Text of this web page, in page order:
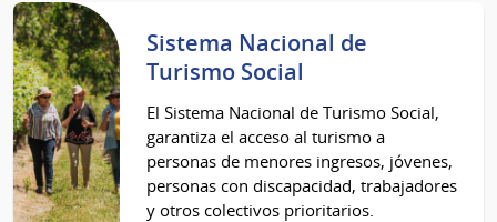
Sistema Nacional de
Turismo Social
El Sistema Nacional de Turismo Social,
garantiza el acceso al turismo a
personas de menores ingresos, jóvenes,
personas con discapacidad, trabajadores
y otros colectivos prioritarios.